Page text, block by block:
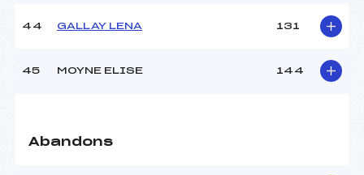
44 GALLAY LENA 131
45 MOYNE ELISE 144
Abandons